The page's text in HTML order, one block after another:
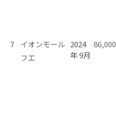
7
イオンモール
フエ
2024
年 9月
86,000